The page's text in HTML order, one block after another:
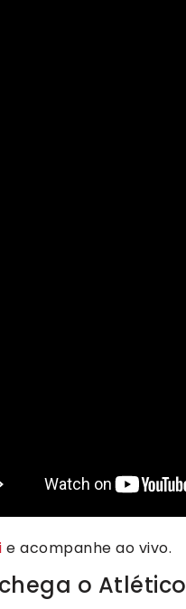
e acompanhe ao vivo.
o Atlético